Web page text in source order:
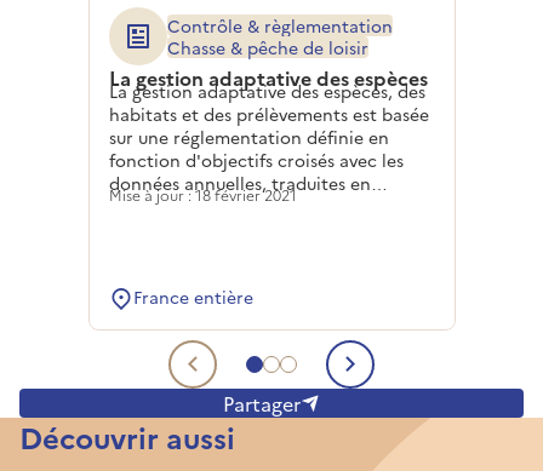
Aller au contenu 1
Aller au contenu 2
Aller au contenu 3
La gestion adaptative des espèces
Contrôle & règlementation
Chasse & pêche de loisir
La gestion adaptative des espèces, des
habitats et des prélèvements est basée
sur une réglementation définie en
fonction d'objectifs croisés avec les
données annuelles, traduites en
modèles mathématiques.
Mise à jour : 18 février 2021
France entière
Contenu précédent
Contenu
Partager
Découvrir aussi